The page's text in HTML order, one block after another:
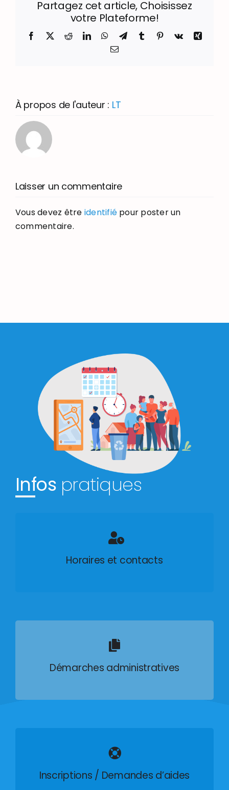
Partagez cet article, Choisissez
votre Plateforme!
Facebook
X RedditLinkedInWhatsApp
TelegramTumblr Pinterest
Vk
Xing
Email
À propos de l'auteur : LT
Laisser un commentaire
Vous devez être identifié pour poster un
commentaire.
Infos pratiques
Horaires et contacts
Démarches administratives
Inscriptions / Demandes d’aides